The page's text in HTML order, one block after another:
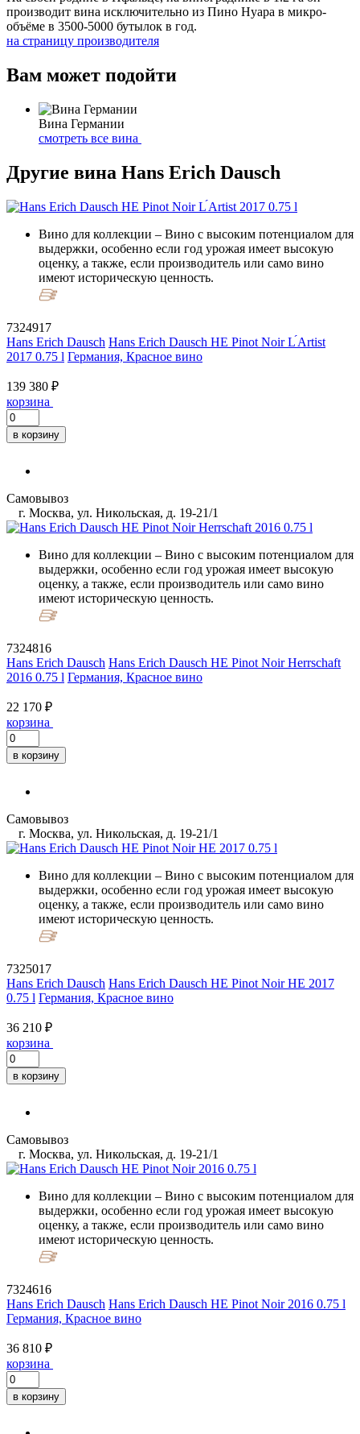
производит вина исключительно из Пино Нуара в микро-
объёме в 3500-5000 бутылок в год.
на страницу производителя
Вам может подойти
Вина Германии
смотреть все вина
Другие вина Hans Erich Dausch
Вино для коллекции – Вино с высоким потенциалом для
выдержки, особенно если год урожая имеет высокую
оценку, а также, если производитель или само вино
имеют историческую ценность.
7324917
Hans Erich Dausch Hans Erich Dausch HE Pinot Noir L ́Artist
2017 0.75 l Германия, Красное вино
139 380 ₽
корзина
в корзину
Самовывоз
г. Москва, ул. Никольская, д. 19-21/1
Вино для коллекции – Вино с высоким потенциалом для
выдержки, особенно если год урожая имеет высокую
оценку, а также, если производитель или само вино
имеют историческую ценность.
7324816
Hans Erich Dausch Hans Erich Dausch HE Pinot Noir Herrschaft
2016 0.75 l Германия, Красное вино
22 170 ₽
корзина
в корзину
Самовывоз
г. Москва, ул. Никольская, д. 19-21/1
Вино для коллекции – Вино с высоким потенциалом для
выдержки, особенно если год урожая имеет высокую
оценку, а также, если производитель или само вино
имеют историческую ценность.
7325017
Hans Erich Dausch Hans Erich Dausch HE Pinot Noir HE 2017
0.75 l Германия, Красное вино
36 210 ₽
корзина
в корзину
Самовывоз
г. Москва, ул. Никольская, д. 19-21/1
Вино для коллекции – Вино с высоким потенциалом для
выдержки, особенно если год урожая имеет высокую
оценку, а также, если производитель или само вино
имеют историческую ценность.
7324616
Hans Erich Dausch Hans Erich Dausch HE Pinot Noir 2016 0.75 l
Германия, Красное вино
36 810 ₽
корзина
в корзину